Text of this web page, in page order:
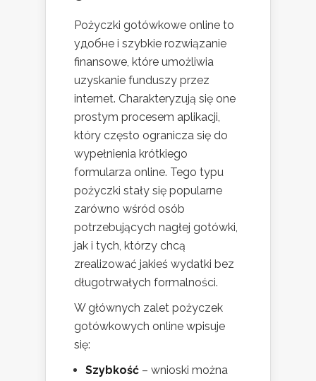
Pożyczki gotówkowe online to
удобне i szybkie rozwiązanie
finansowe, które umożliwia
uzyskanie funduszy przez
internet. Charakteryzują się one
prostym procesem aplikacji,
który często ogranicza się do
wypełnienia krótkiego
formularza online. Tego typu
pożyczki stały się popularne
zarówno wśród osób
potrzebujących nagłej gotówki,
jak i tych, którzy chcą
zrealizować jakieś wydatki bez
długotrwałych formalności.
W głównych zalet pożyczek
gotówkowych online wpisuje
się:
Szybkość – wnioski można